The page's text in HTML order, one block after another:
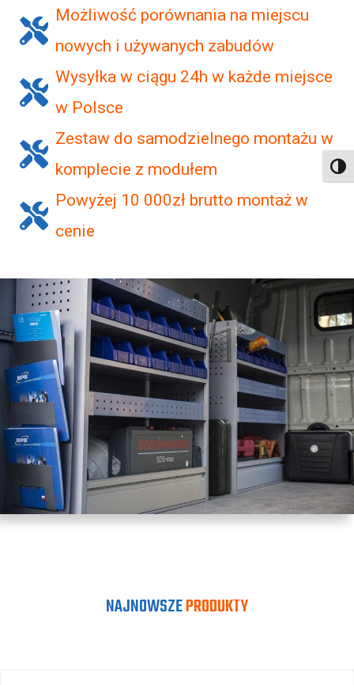
Możliwość porównania na miejscu
nowych i używanych zabudów
Wysyłka w ciągu 24h w każde miejsce
w Polsce
Zestaw do samodzielnego montażu w
komplecie z modułem
Powyżej 10 000zł brutto montaż w
cenie
NAJNOWSZEPRODUKTY